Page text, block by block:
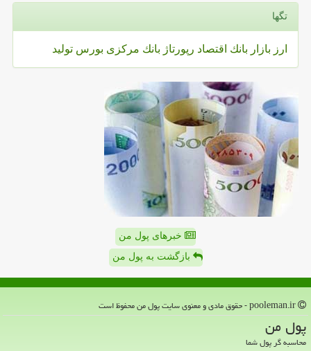
تگها
ارز بازار بانك اقتصاد رپورتاژ بانك مركزی بورس تولید
خبرهای پول من
بازگشت به پول من
پول من
محاسبه گر پول شما